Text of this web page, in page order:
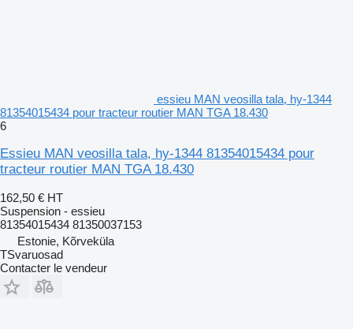
essieu MAN veosilla tala, hy-1344
81354015434 pour tracteur routier MAN TGA 18.430
6
Essieu MAN veosilla tala, hy-1344 81354015434 pour
tracteur routier MAN TGA 18.430
162,50 € HT
Suspension - essieu
81354015434 81350037153
Estonie, Kõrveküla
TSvaruosad
Contacter le vendeur